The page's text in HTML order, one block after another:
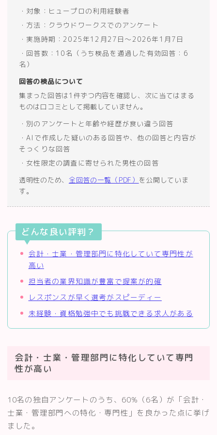
・対象：ヒュープロの利用経験者
・方法：クラウドワークスでのアンケート
・実施時期：2025年12月27日〜2026年1月7日
・回答数：10名（うち検品を通過した有効回答：6
名）
回答の検品について
集まった回答は1件ずつ内容を確認し、次に当てはまる
ものは口コミとして掲載していません。
・別のアンケートと年齢や経歴が食い違う回答
・AIで作成した疑いのある回答や、他の回答と内容が
そっくりな回答
・女性限定の調査に寄せられた男性の回答
透明性のため、 全回答の一覧（PDF） を公開していま
す。
どんな良い評判？
会計・士業・管理部門に特化していて専門性が
高い
担当者の業界知識が豊富で提案が的確
レスポンスが早く選考がスピーディー
未経験・資格勉強中でも挑戦できる求人がある
会計・士業・管理部門に特化していて専門
性が高い
10名の独自アンケートのうち、60%（6名）が「会計・
士業・管理部門への特化・専門性」を良かった点に挙げ
ました。